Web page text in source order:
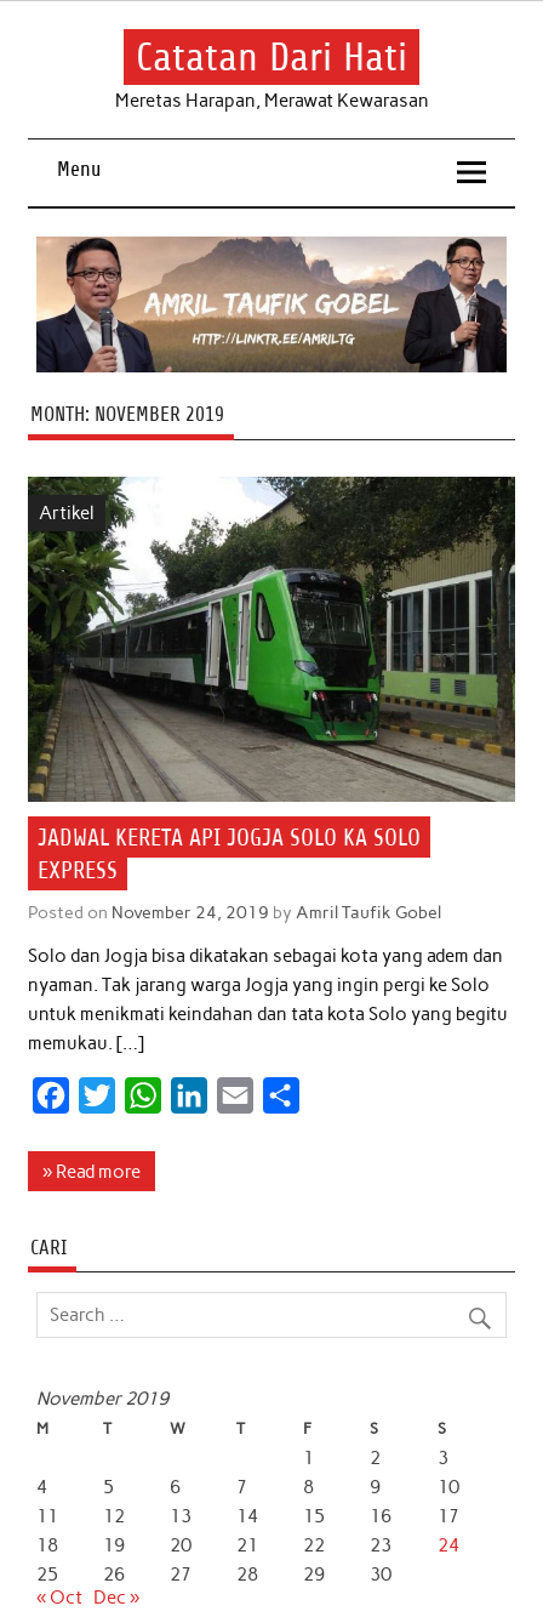
Skip
Catatan Dari Hati
Meretas Harapan, Merawat Kewarasan
Menu
MONTH: NOVEMBER 2019
Artikel
JADWAL KERETA API JOGJA SOLO KA SOLO
EXPRESS
Posted on November 24, 2019 by Amril Taufik Gobel
Solo dan Jogja bisa dikatakan sebagai kota yang adem dan
nyaman. Tak jarang warga Jogja yang ingin pergi ke Solo
untuk menikmati keindahan dan tata kota Solo yang begitu
memukau. […]
c
o
o
i
e
W
A
d
» Read more
CARI
November 2019
M T W T F S S
1 2
3
4
5 6 7 8 9
10
11
12 13 14 15 16
17
18
19 20 21 22 23
24
25
26 27 28 29
30
« Oct
Dec »